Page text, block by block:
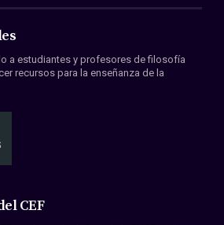
a estudiantes y profesores de filosofía
recursos para la enseñanza de la
CEF